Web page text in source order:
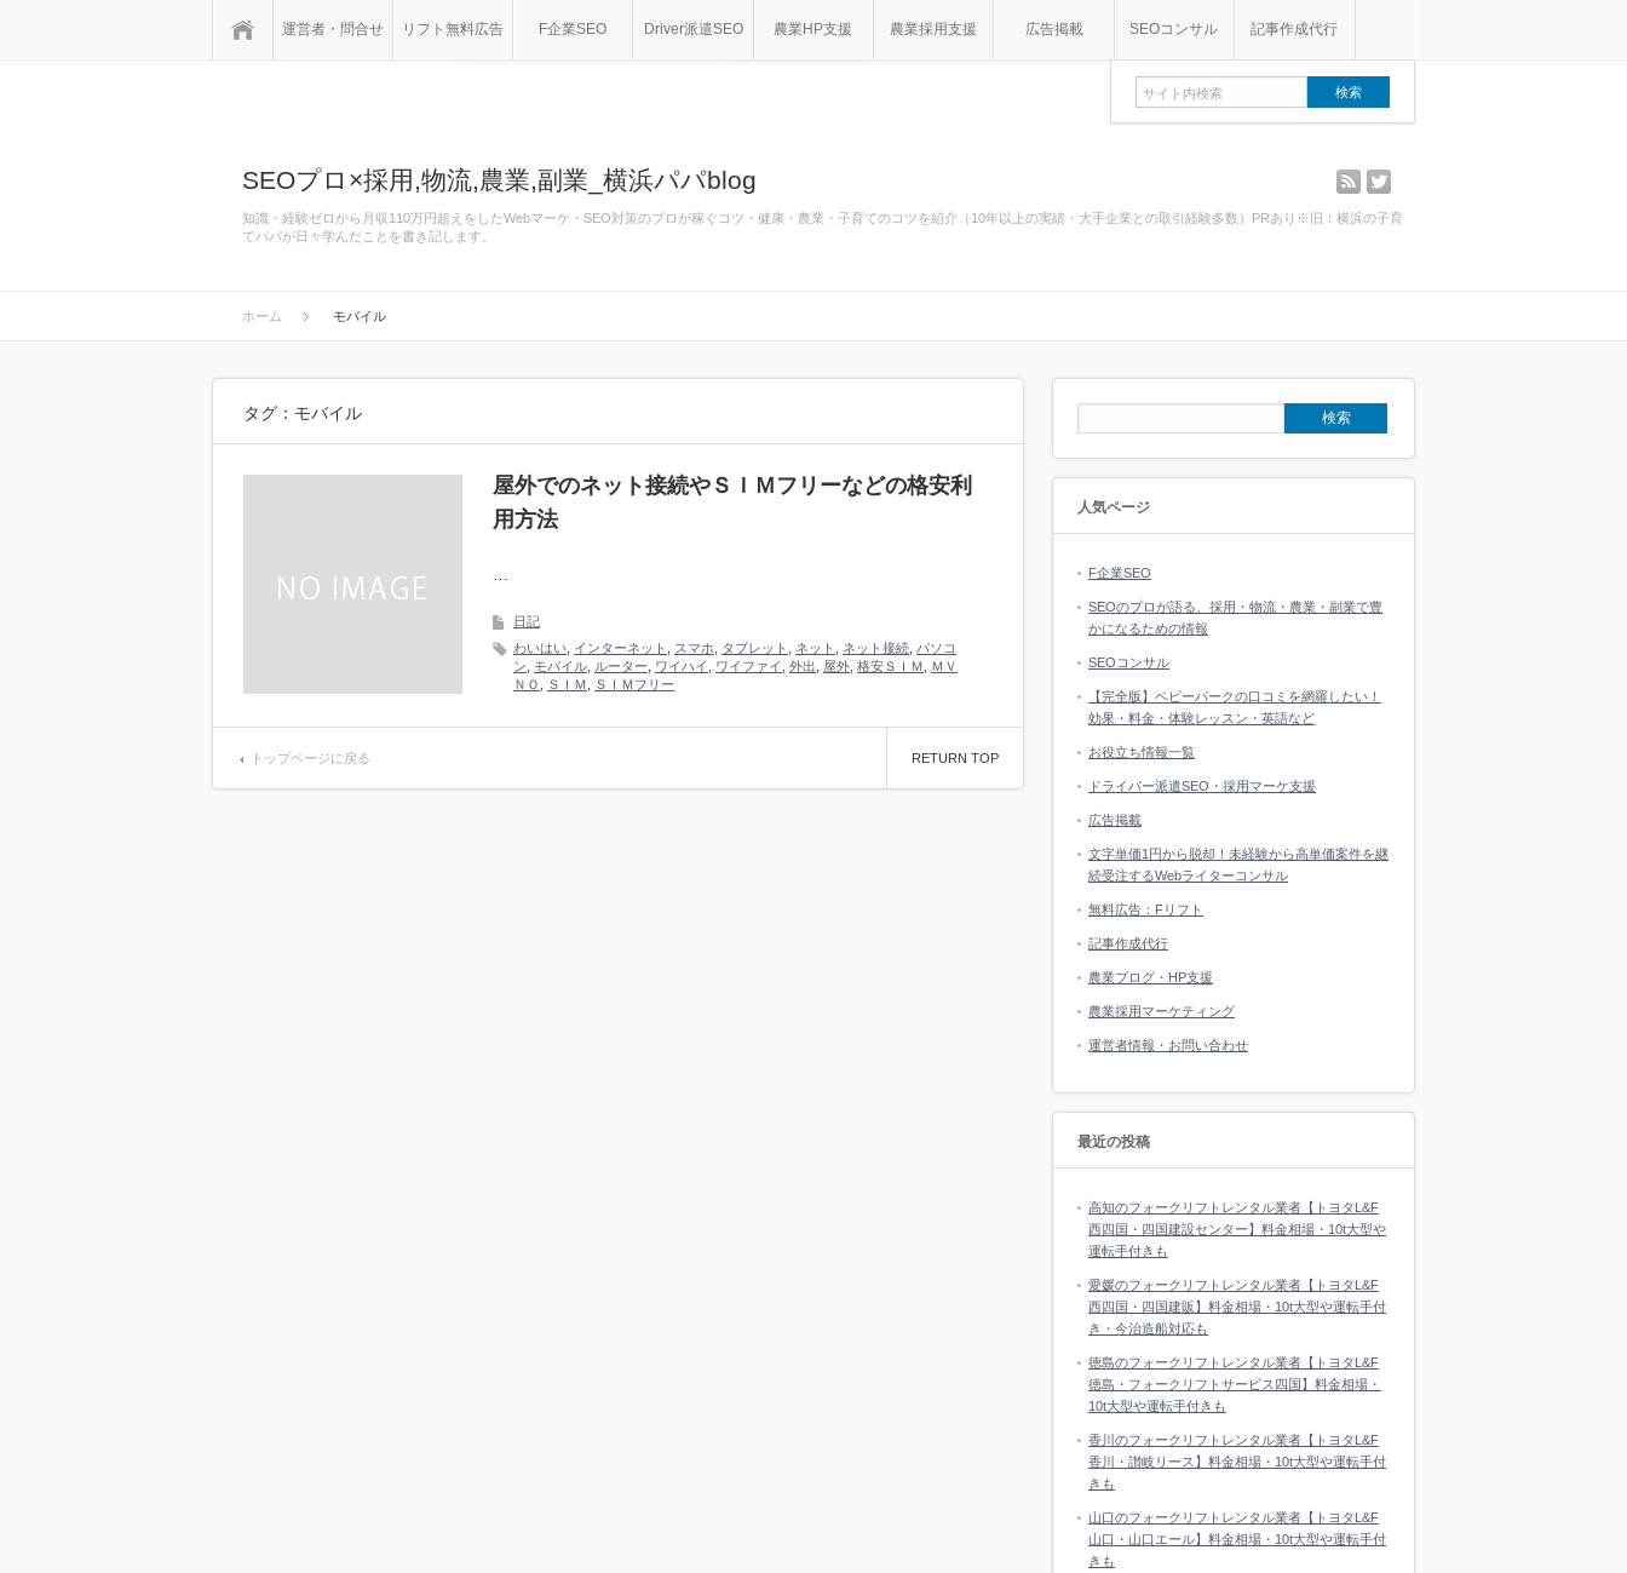
運営者・問合せ リフト無料広告 F企業SEO Driver派遣SEO 農業HP支援 農業採用支援 広告掲載 SEOコンサル 記事作成代行
SEOプロ×採用,物流,農業,副業_横浜パパblog
知識・経験ゼロから月収110万円超えをしたWebマーケ・SEO対策のプロが稼ぐコツ・健康・農業・子育てのコツを紹介（10年以上の実績・大手企業との取引経験多数）PRあり※旧：横浜の子育
てパパが日々学んだことを書き記します。
rss
ホーム モバイル
タグ：モバイル
屋外でのネット接続やＳＩＭフリーなどの格安利
用方法
…
日記
わいはい インターネット スマホ タブレット ネット ネット接続 パソコ
ン
モバイル ルーター ワイハイ ワイファイ 外出 屋外 格安ＳＩＭ
ＭＶ
ＮＯ
ＳＩＭ ＳＩＭフリー
トップページに戻る RETURN TOP
人気ページ
F企業SEO
SEOのプロが語る、採用・物流・農業・副業で豊
かになるための情報
SEOコンサル
【完全版】ベビーパークの口コミを網羅したい！
効果・料金・体験レッスン・英語など
お役立ち情報一覧
ドライバー派遣SEO・採用マーケ支援
広告掲載
文字単価1円から脱却！未経験から高単価案件を継
続受注するWebライターコンサル
無料広告：Fリフト
記事作成代行
農業ブログ・HP支援
農業採用マーケティング
運営者情報・お問い合わせ
最近の投稿
高知のフォークリフトレンタル業者【トヨタL&F
西四国・四国建設センター】料金相場・10t大型や
運転手付きも
愛媛のフォークリフトレンタル業者【トヨタL&F
西四国・四国建販】料金相場・10t大型や運転手付
き・今治造船対応も
徳島のフォークリフトレンタル業者【トヨタL&F
徳島・フォークリフトサービス四国】料金相場・
10t大型や運転手付きも
香川のフォークリフトレンタル業者【トヨタL&F
香川・讃岐リース】料金相場・10t大型や運転手付
きも
山口のフォークリフトレンタル業者【トヨタL&F
山口・山口エール】料金相場・10t大型や運転手付
きも